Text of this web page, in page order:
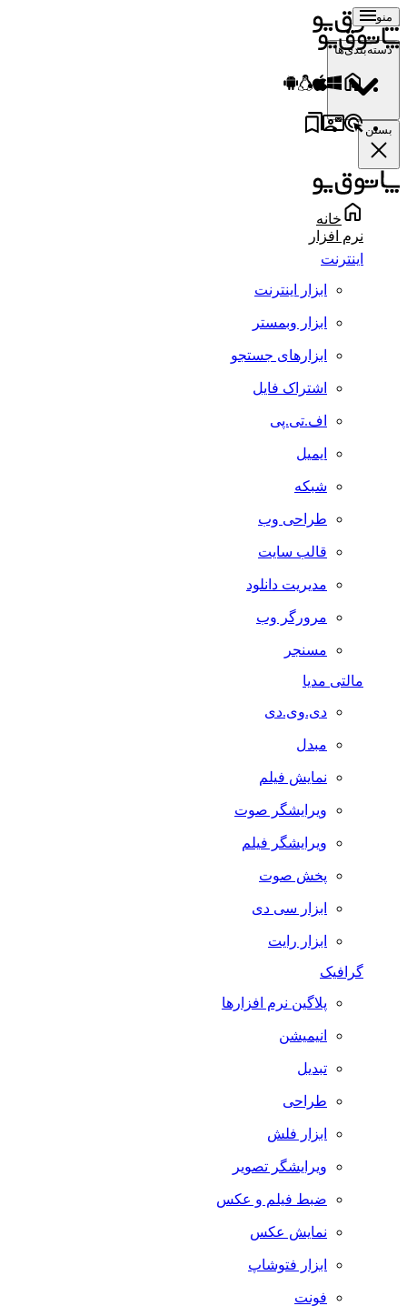
منو
دسته‌بندی‌ها
بستن
خانه
نرم افزار
اینترنت
ابزار اینترنت
ابزار وبمستر
ابزارهای جستجو
اشتراک فایل
اف.تی.پی
ایمیل
شبکه
طراحی وب
قالب سایت
مدیریت دانلود
مرورگر وب
مسنجر
مالتی مدیا
دی.وی.دی
مبدل
نمایش فیلم
ویرایشگر صوت
ویرایشگر فیلم
پخش صوت
ابزار سی دی
ابزار رایت
گرافیک
پلاگین نرم افزارها
انیمیشن
تبدیل
طراحی
ابزار فلش
ویرایشگر تصویر
ضبط فيلم و عكس
نمایش عکس
ابزار فتوشاپ
فونت